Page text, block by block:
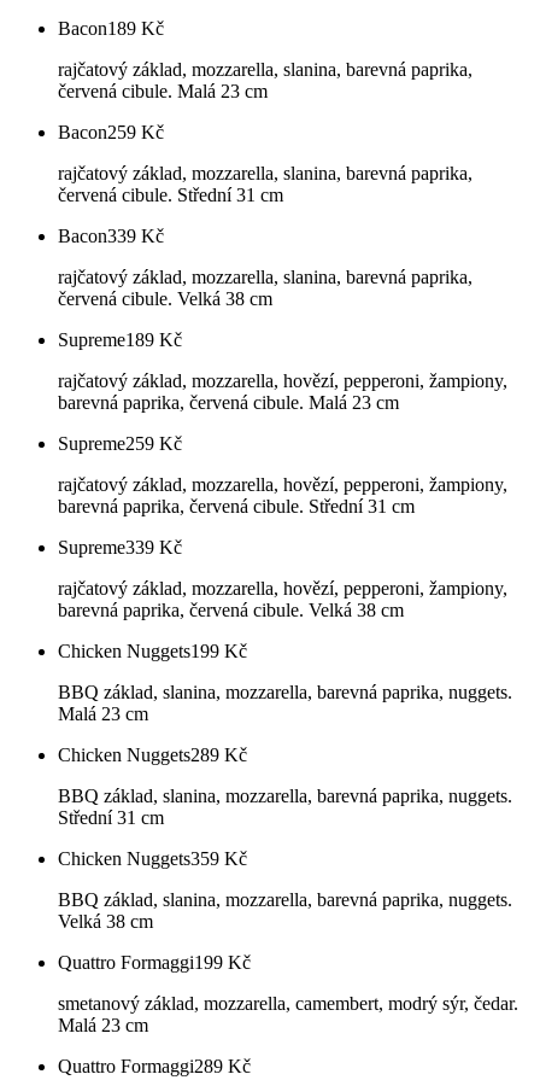
Bacon189 Kč
rajčatový základ, mozzarella, slanina, barevná paprika,
červená cibule. Malá 23 cm
Bacon259 Kč
rajčatový základ, mozzarella, slanina, barevná paprika,
červená cibule. Střední 31 cm
Bacon339 Kč
rajčatový základ, mozzarella, slanina, barevná paprika,
červená cibule. Velká 38 cm
Supreme189 Kč
rajčatový základ, mozzarella, hovězí, pepperoni, žampiony,
barevná paprika, červená cibule. Malá 23 cm
Supreme259 Kč
rajčatový základ, mozzarella, hovězí, pepperoni, žampiony,
barevná paprika, červená cibule. Střední 31 cm
Supreme339 Kč
rajčatový základ, mozzarella, hovězí, pepperoni, žampiony,
barevná paprika, červená cibule. Velká 38 cm
Chicken Nuggets199 Kč
BBQ základ, slanina, mozzarella, barevná paprika, nuggets.
Malá 23 cm
Chicken Nuggets289 Kč
BBQ základ, slanina, mozzarella, barevná paprika, nuggets.
Střední 31 cm
Chicken Nuggets359 Kč
BBQ základ, slanina, mozzarella, barevná paprika, nuggets.
Velká 38 cm
Quattro Formaggi199 Kč
smetanový základ, mozzarella, camembert, modrý sýr, čedar.
Malá 23 cm
Quattro Formaggi289 Kč